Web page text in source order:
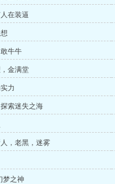
在装逼
牛牛
金满堂
力
索迷失之海
，老黑，迷雾
梦之神